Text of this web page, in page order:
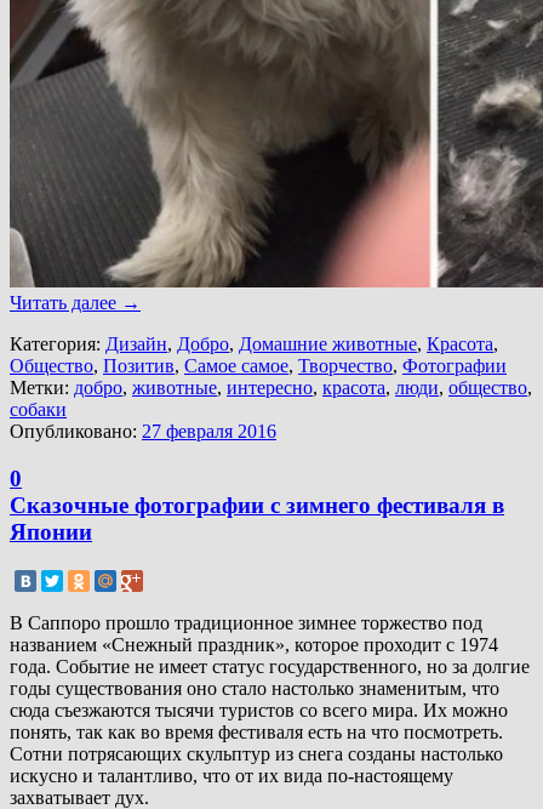
Читать далее →
Категория: Дизайн, Добро, Домашние животные, Красота,
Общество, Позитив, Самое самое, Творчество, Фотографии
Метки: добро, животные, интересно, красота, люди, общество,
собаки
Опубликовано: 27 февраля 2016
0
Сказочные фотографии с зимнего фестиваля в
Японии
В Саппоро прошло традиционное зимнее торжество под
названием «Снежный праздник», которое проходит с 1974
года. Событие не имеет статус государственного, но за долгие
годы существования оно стало настолько знаменитым, что
сюда съезжаются тысячи туристов со всего мира. Их можно
понять, так как во время фестиваля есть на что посмотреть.
Сотни потрясающих скульптур из снега созданы настолько
искусно и талантливо, что от их вида по-настоящему
захватывает дух.